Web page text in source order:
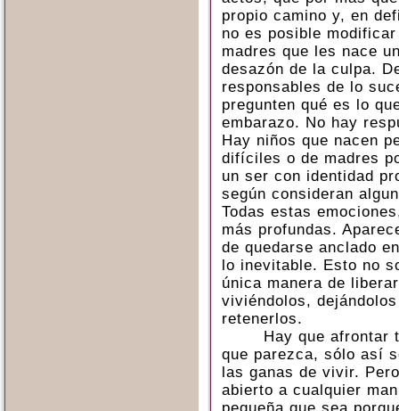
propio camino y, en
no es posible
madres que les nace
desazón de la culpa.
responsables de lo
pregunten qué es lo
embarazo. No hay
Hay niños que nacen
difíciles o de madres
un ser con identidad
según consideran
Todas estas
más profundas.
de quedarse anclado
lo inevitable. Esto no
única manera de
viviéndolos,
retenerlos.
Hay que afrontar
que parezca, sólo así
las ganas de vivir.
abierto a cualquier